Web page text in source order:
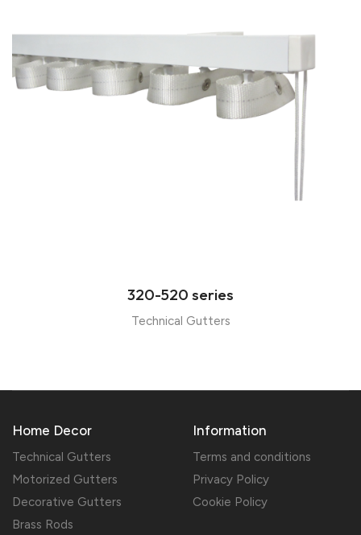
320-520 series
Technical Gutters
Home Decor
Technical Gutters
Motorized Gutters
Decorative Gutters
Brass Rods
Information
Terms and conditions
Privacy Policy
Cookie Policy